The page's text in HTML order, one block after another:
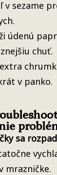
v sezame
údenú
chuť.
v panko.
sa
mrazničke.